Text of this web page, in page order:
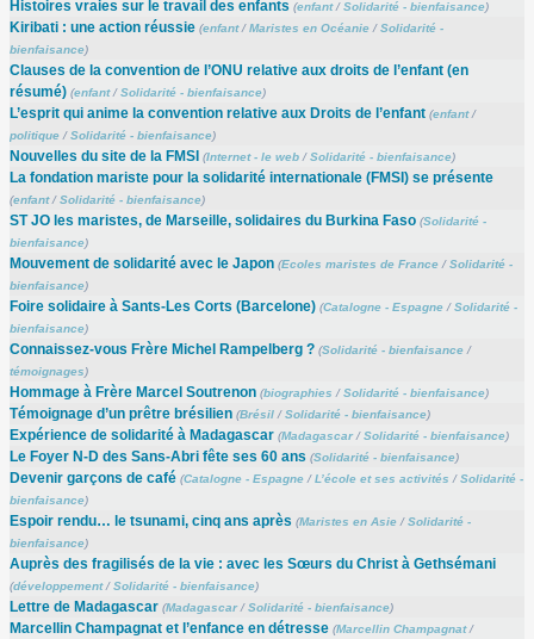
Histoires vraies sur le travail des enfants (enfant/Solidarité - bienfaisance)
Kiribati : une action réussie (enfant/Maristes en Océanie/Solidarité -
bienfaisance)
Clauses de la convention de l’ONU relative aux droits de l’enfant (en
résumé) (enfant/Solidarité - bienfaisance)
L’esprit qui anime la convention relative aux Droits de l’enfant (enfant/
politique/Solidarité - bienfaisance)
Nouvelles du site de la FMSI (Internet - le web/Solidarité - bienfaisance)
La fondation mariste pour la solidarité internationale (FMSI) se présente
(enfant/Solidarité - bienfaisance)
ST JO les maristes, de Marseille, solidaires du Burkina Faso (Solidarité -
bienfaisance)
Mouvement de solidarité avec le Japon (Ecoles maristes de France/Solidarité -
bienfaisance)
Foire solidaire à Sants-Les Corts (Barcelone) (Catalogne - Espagne/Solidarité -
bienfaisance)
Connaissez-vous Frère Michel Rampelberg ? (Solidarité - bienfaisance/
témoignages)
Hommage à Frère Marcel Soutrenon (biographies /Solidarité - bienfaisance)
Témoignage d’un prêtre brésilien (Brésil/Solidarité - bienfaisance)
Expérience de solidarité à Madagascar (Madagascar/Solidarité - bienfaisance)
Le Foyer N-D des Sans-Abri fête ses 60 ans (Solidarité - bienfaisance)
Devenir garçons de café (Catalogne - Espagne/L’école et ses activités /Solidarité -
bienfaisance)
Espoir rendu… le tsunami, cinq ans après (Maristes en Asie/Solidarité -
bienfaisance)
Auprès des fragilisés de la vie : avec les Sœurs du Christ à Gethsémani
(développement/Solidarité - bienfaisance)
Lettre de Madagascar (Madagascar/Solidarité - bienfaisance)
Marcellin Champagnat et l’enfance en détresse (Marcellin Champagnat/